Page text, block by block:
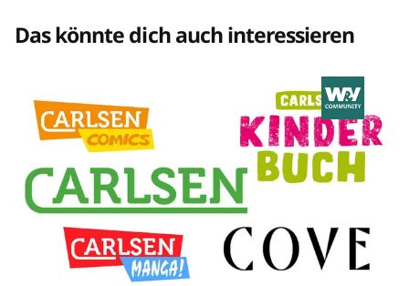
Das könnte dich auch interessieren